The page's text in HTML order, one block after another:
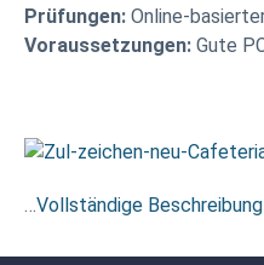
Prüfungen: Online-
Voraussetzungen: Gute
…Vollständige